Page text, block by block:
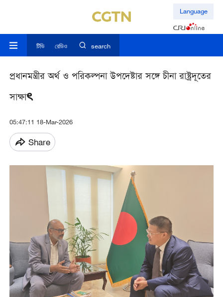
Language
টিভি রেডিও search
প্রধানমন্ত্রীর অর্থ ও পরিকল্পনা উপদেষ্টার সঙ্গে চীনা রাষ্ট্রদূতের
সাক্ষাৎ
05:47:11 18-Mar-2026
Share